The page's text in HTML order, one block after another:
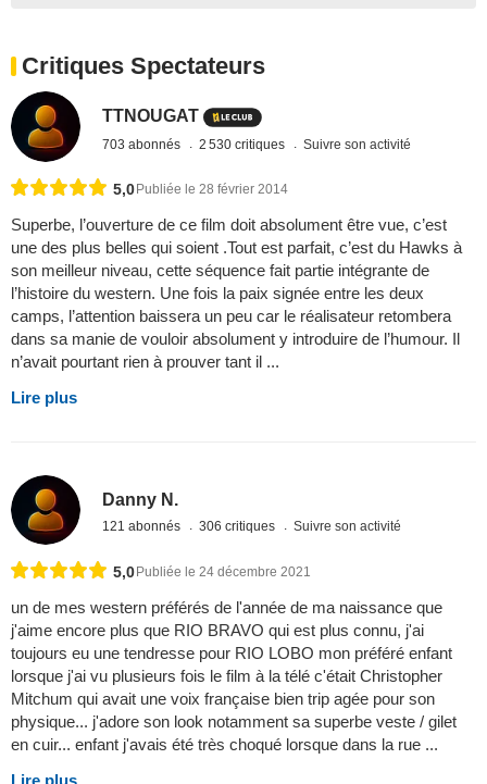
Critiques Spectateurs
TTNOUGAT
703 abonnés 2 530 critiques Suivre son activité
5,0Publiée le 28 février 2014
Superbe, l’ouverture de ce film doit absolument être vue, c’est
une des plus belles qui soient .Tout est parfait, c’est du Hawks à
son meilleur niveau, cette séquence fait partie intégrante de
l’histoire du western. Une fois la paix signée entre les deux
camps, l’attention baissera un peu car le réalisateur retombera
dans sa manie de vouloir absolument y introduire de l’humour. Il
n’avait pourtant rien à prouver tant il ...
Lire plus
Danny N.
121 abonnés 306 critiques Suivre son activité
5,0 Publiée le 24 décembre 2021
un de mes western préférés de l'année de ma naissance que
j'aime encore plus que RIO BRAVO qui est plus connu, j'ai
toujours eu une tendresse pour RIO LOBO mon préféré enfant
lorsque j'ai vu plusieurs fois le film à la télé c'était Christopher
Mitchum qui avait une voix française bien trip agée pour son
physique... j'adore son look notamment sa superbe veste / gilet
en cuir... enfant j'avais été très choqué lorsque dans la rue ...
Lire plus